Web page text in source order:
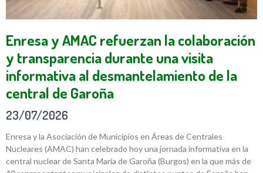
Enresa y AMAC refuerzan la colaboración
y transparencia durante una visita
informativa al desmantelamiento de la
central de Garoña
23/07/2026
Enresa y la Asociación de Municipios en Áreas de Centrales
Nucleares (AMAC) han celebrado hoy una jornada informativa en la
central nuclear de Santa María de Garoña (Burgos) en la que más de